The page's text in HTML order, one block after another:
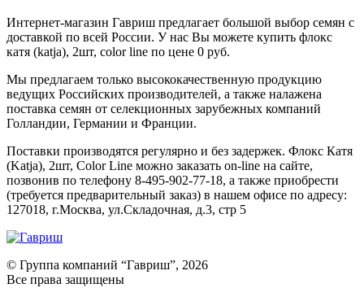
Интернет-магазин Гавриш предлагает большой выбор семян с
доставкой по всей России. У нас Вы можете купить флокс
катя (katja), 2шт, color line по цене 0 руб.
Мы предлагаем только высококачественную продукцию
ведущих Российских производителей, а также налажена
поставка семян от селекционных зарубежных компаний
Голландии, Германии и Франции.
Поставки производятся регулярно и без задержек. Флокс Катя
(Katja), 2шт, Color Line можно заказать on-line на сайте,
позвонив по телефону 8-495-902-77-18, а также приобрести
(требуется предварительный заказ) в нашем офисе по адресу:
127018, г.Москва, ул.Складочная, д.3, стр 5
© Группа компаний “Гавриш”, 2026
Все права защищены